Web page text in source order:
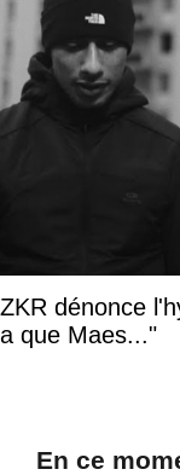
ZKR dénonce
a que Maes..."
En ce